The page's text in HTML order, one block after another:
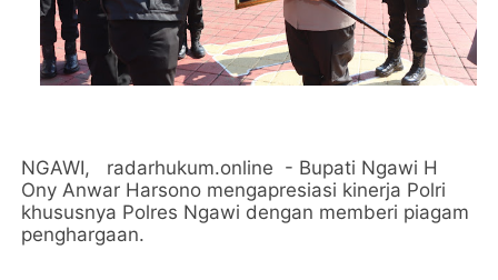
NGAWI, radarhukum.online - Bupati Ngawi H
Ony Anwar Harsono mengapresiasi kinerja Polri
khususnya Polres Ngawi dengan memberi piagam
penghargaan.